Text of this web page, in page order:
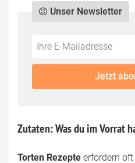
Do
fill
Unser Newsletter
*Ihre
Mailadresse:
Jetzt
Zutaten: Was du im Vorrat
Torten Rezepte erfordern